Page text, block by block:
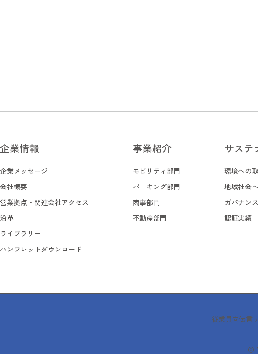
企業情報
企業メッセージ
企業メッセージ
会社概要
会社概要
営業拠点・関連会社アクセス
営業拠点・関連会社アクセス
沿革
沿革
ライブラリー
ライブラリー
パンフレットダウンロード
事業紹介
モビリティ部門
モビリティ部門
パーキング部門
パーキング部門
商事部門
商事部門
不動産部門
サステ
環境への
環境への
地域社会
地域社会
ガバナンス
ガバナンス
認証実績
従業員向伝言
©